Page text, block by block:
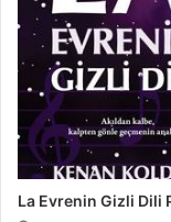
La Evrenin Gizli Dili